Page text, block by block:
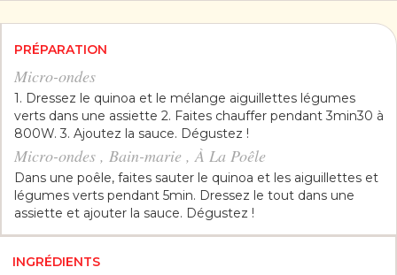
PRÉPARATION
Micro-ondes
1. Dressez le quinoa et le mélange aiguillettes légumes
verts dans une assiette 2. Faites chauffer pendant 3min30 à
800W. 3. Ajoutez la sauce. Dégustez !
Micro-ondes , Bain-marie , À La Poêle
Dans une poêle, faites sauter le quinoa et les aiguillettes et
légumes verts pendant 5min. Dressez le tout dans une
assiette et ajouter la sauce. Dégustez !
INGRÉDIENTS